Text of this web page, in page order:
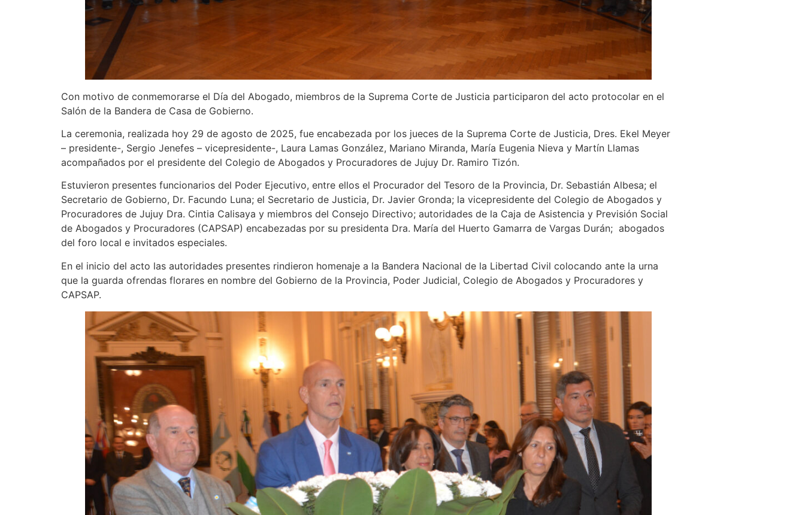
Con motivo de conmemorarse el Día del Abogado, miembros de la Suprema Corte de Justicia participaron del acto protocolar en el
Salón de la Bandera de Casa de Gobierno.
La ceremonia, realizada hoy 29 de agosto de 2025, fue encabezada por los jueces de la Suprema Corte de Justicia, Dres. Ekel Meyer
– presidente-, Sergio Jenefes – vicepresidente-, Laura Lamas González, Mariano Miranda, María Eugenia Nieva y Martín Llamas
acompañados por el presidente del Colegio de Abogados y Procuradores de Jujuy Dr. Ramiro Tizón.
Estuvieron presentes funcionarios del Poder Ejecutivo, entre ellos el Procurador del Tesoro de la Provincia, Dr. Sebastián Albesa; el
Secretario de Gobierno, Dr. Facundo Luna; el Secretario de Justicia, Dr. Javier Gronda; la vicepresidente del Colegio de Abogados y
Procuradores de Jujuy Dra. Cintia Calisaya y miembros del Consejo Directivo; autoridades de la Caja de Asistencia y Previsión Social
de Abogados y Procuradores (CAPSAP) encabezadas por su presidenta Dra. María del Huerto Gamarra de Vargas Durán; abogados
del foro local e invitados especiales.
En el inicio del acto las autoridades presentes rindieron homenaje a la Bandera Nacional de la Libertad Civil colocando ante la urna
que la guarda ofrendas florares en nombre del Gobierno de la Provincia, Poder Judicial, Colegio de Abogados y Procuradores y
CAPSAP.